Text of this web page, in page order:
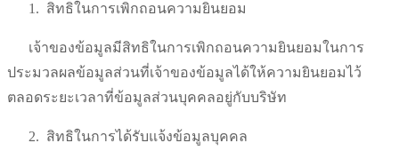
1. สิทธิในการเพิกถอนความยินยอม
เจ้าของข้อมูลมีสิทธิในการเพิกถอนความยินยอมในการ
ประมวลผลข้อมูลส่วนที่เจ้าของข้อมูลได้ให้ความยินยอมไว้
ตลอดระยะเวลาที่ข้อมูลส่วนบุคคลอยู่กับบริษัท
2. สิทธิในการได้รับแจ้งข้อมูลบุคคล